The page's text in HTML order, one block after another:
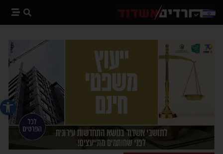
פתח